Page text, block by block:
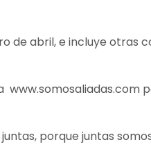
de abril, e incluye otras
porque juntas